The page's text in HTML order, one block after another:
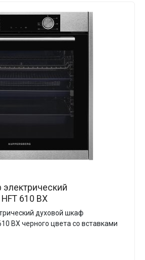
HFT 610 BX
духовой шкаф
BX черного цвета со вставками